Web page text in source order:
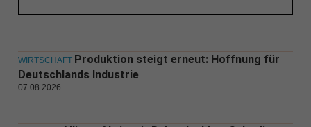
WIRTSCHAFT Produktion steigt erneut: Hoffnung für
Deutschlands Industrie
07.08.2026